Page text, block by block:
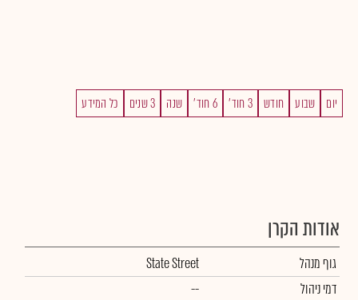
יום שבוע חודש 3 חוד' 6 חוד' שנה 3 שנים כל המידע
אודות הקרן
גוף מנהל
State Street
דמי ניהול
--